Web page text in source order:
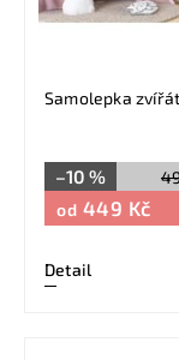
Samolepka
–10 %
od 449 Kč
Detail